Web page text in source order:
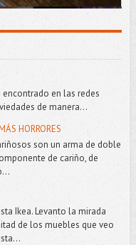
encontrado en las redes
de manera...
HORRORES
son un arma de doble
de cariño, de
Ikea. Levanto la mirada
de los muebles que veo